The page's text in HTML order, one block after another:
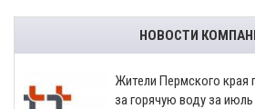
НОВОСТИ
​Жители Пермского края
за горячую воду за июль